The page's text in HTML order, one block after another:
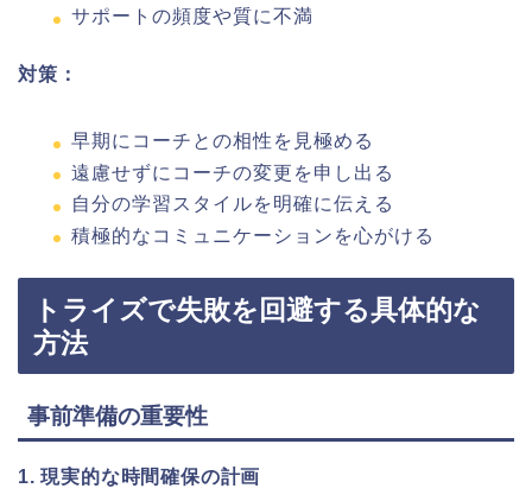
サポートの頻度や質に不満
対策：
早期にコーチとの相性を見極める
遠慮せずにコーチの変更を申し出る
自分の学習スタイルを明確に伝える
積極的なコミュニケーションを心がける
トライズで失敗を回避する具体的な
方法
事前準備の重要性
1. 現実的な時間確保の計画